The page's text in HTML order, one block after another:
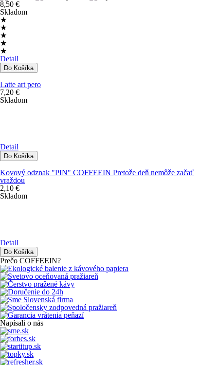
8,50 €
Skladom
★
★
★
★
★
Detail
Latte art pero
7,20 €
Skladom
Detail
Kovový odznak "PIN" COFFEEIN Pretože deň nemôže začať
vraždou
2,10 €
Skladom
Detail
Prečo COFFEEIN?
Napísali o nás